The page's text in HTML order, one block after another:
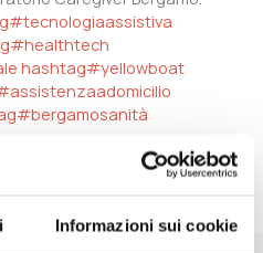
Informazioni sui cookie
hashtag#yellowboat